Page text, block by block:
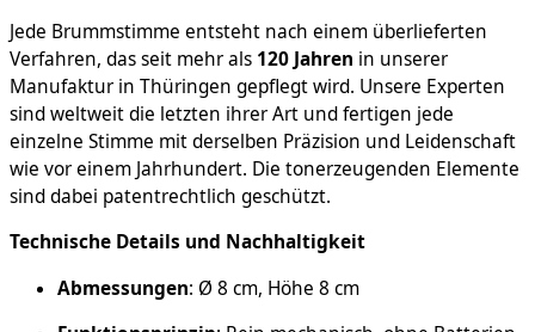
Jede Brummstimme entsteht nach einem überlieferten
Verfahren, das seit mehr als 120 Jahren in unserer
Manufaktur in Thüringen gepflegt wird. Unsere Experten
sind weltweit die letzten ihrer Art und fertigen jede
einzelne Stimme mit derselben Präzision und Leidenschaft
wie vor einem Jahrhundert. Die tonerzeugenden Elemente
sind dabei patentrechtlich geschützt.
Technische Details und Nachhaltigkeit
Abmessungen: Ø 8 cm, Höhe 8 cm